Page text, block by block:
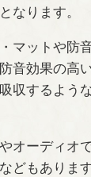
なります。
マットや防
音効果の高
収するよう
オーディオ
どもありま